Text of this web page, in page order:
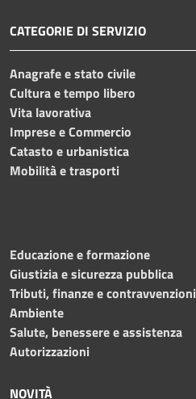
CATEGORIE DI SERVIZIO
Anagrafe e stato civile
Cultura e tempo libero
Vita lavorativa
Imprese e Commercio
Catasto e urbanistica
Mobilità e trasporti
Educazione e formazione
Giustizia e sicurezza pubblica
Tributi, finanze e contravvenzioni
Ambiente
Salute, benessere e assistenza
Autorizzazioni
NOVITÀ